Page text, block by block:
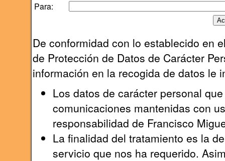
Para:
De conformidad con lo establecido en
de Protección de Datos de Carácter
información en la recogida de datos le
Los datos de carácter personal
comunicaciones mantenidas con
responsabilidad de Francisco
La finalidad del tratamiento es la
servicio que nos ha requerido.